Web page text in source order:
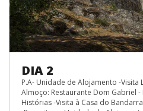
DIA 2
P.A- Unidade de Alojamento -Visita
Almoço: Restaurante Dom Gabriel -
Histórias -Visita à Casa do